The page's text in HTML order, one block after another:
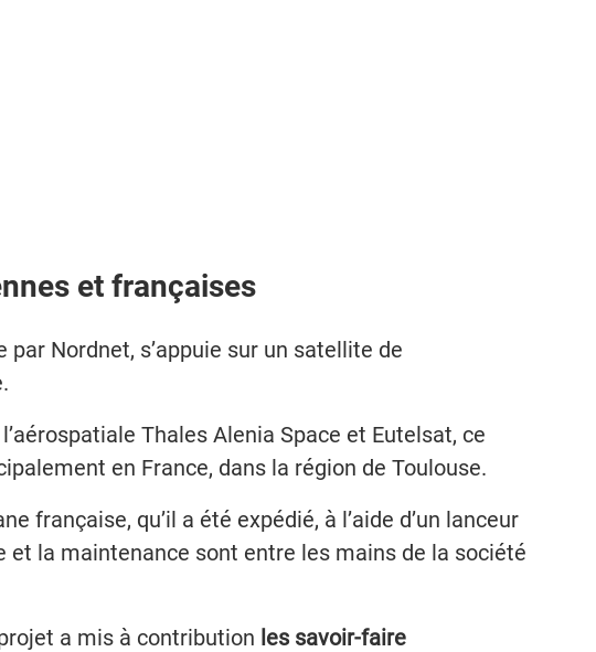
et françaises
Nordnet, s’appuie sur un satellite de
Thales Alenia Space et Eutelsat, ce
en France, dans la région de Toulouse.
française, qu’il a été expédié, à l’aide d’un lanceur
et la maintenance sont entre les mains de la société
a mis à contribution les savoir-faire